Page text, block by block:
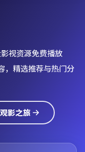
视资源免费播放
，精选推荐与热门分
影之旅